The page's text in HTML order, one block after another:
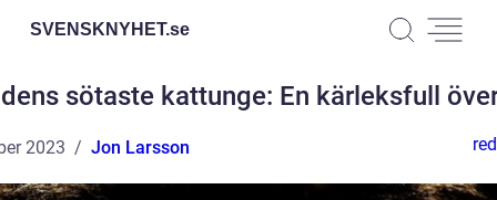
SVENSKNYHET.se
sötaste kattunge: En kärleksfull
2023 Jon Larsson